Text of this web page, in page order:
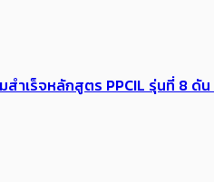
สำเร็จหลักสูตร PPCIL รุ่นที่ 8